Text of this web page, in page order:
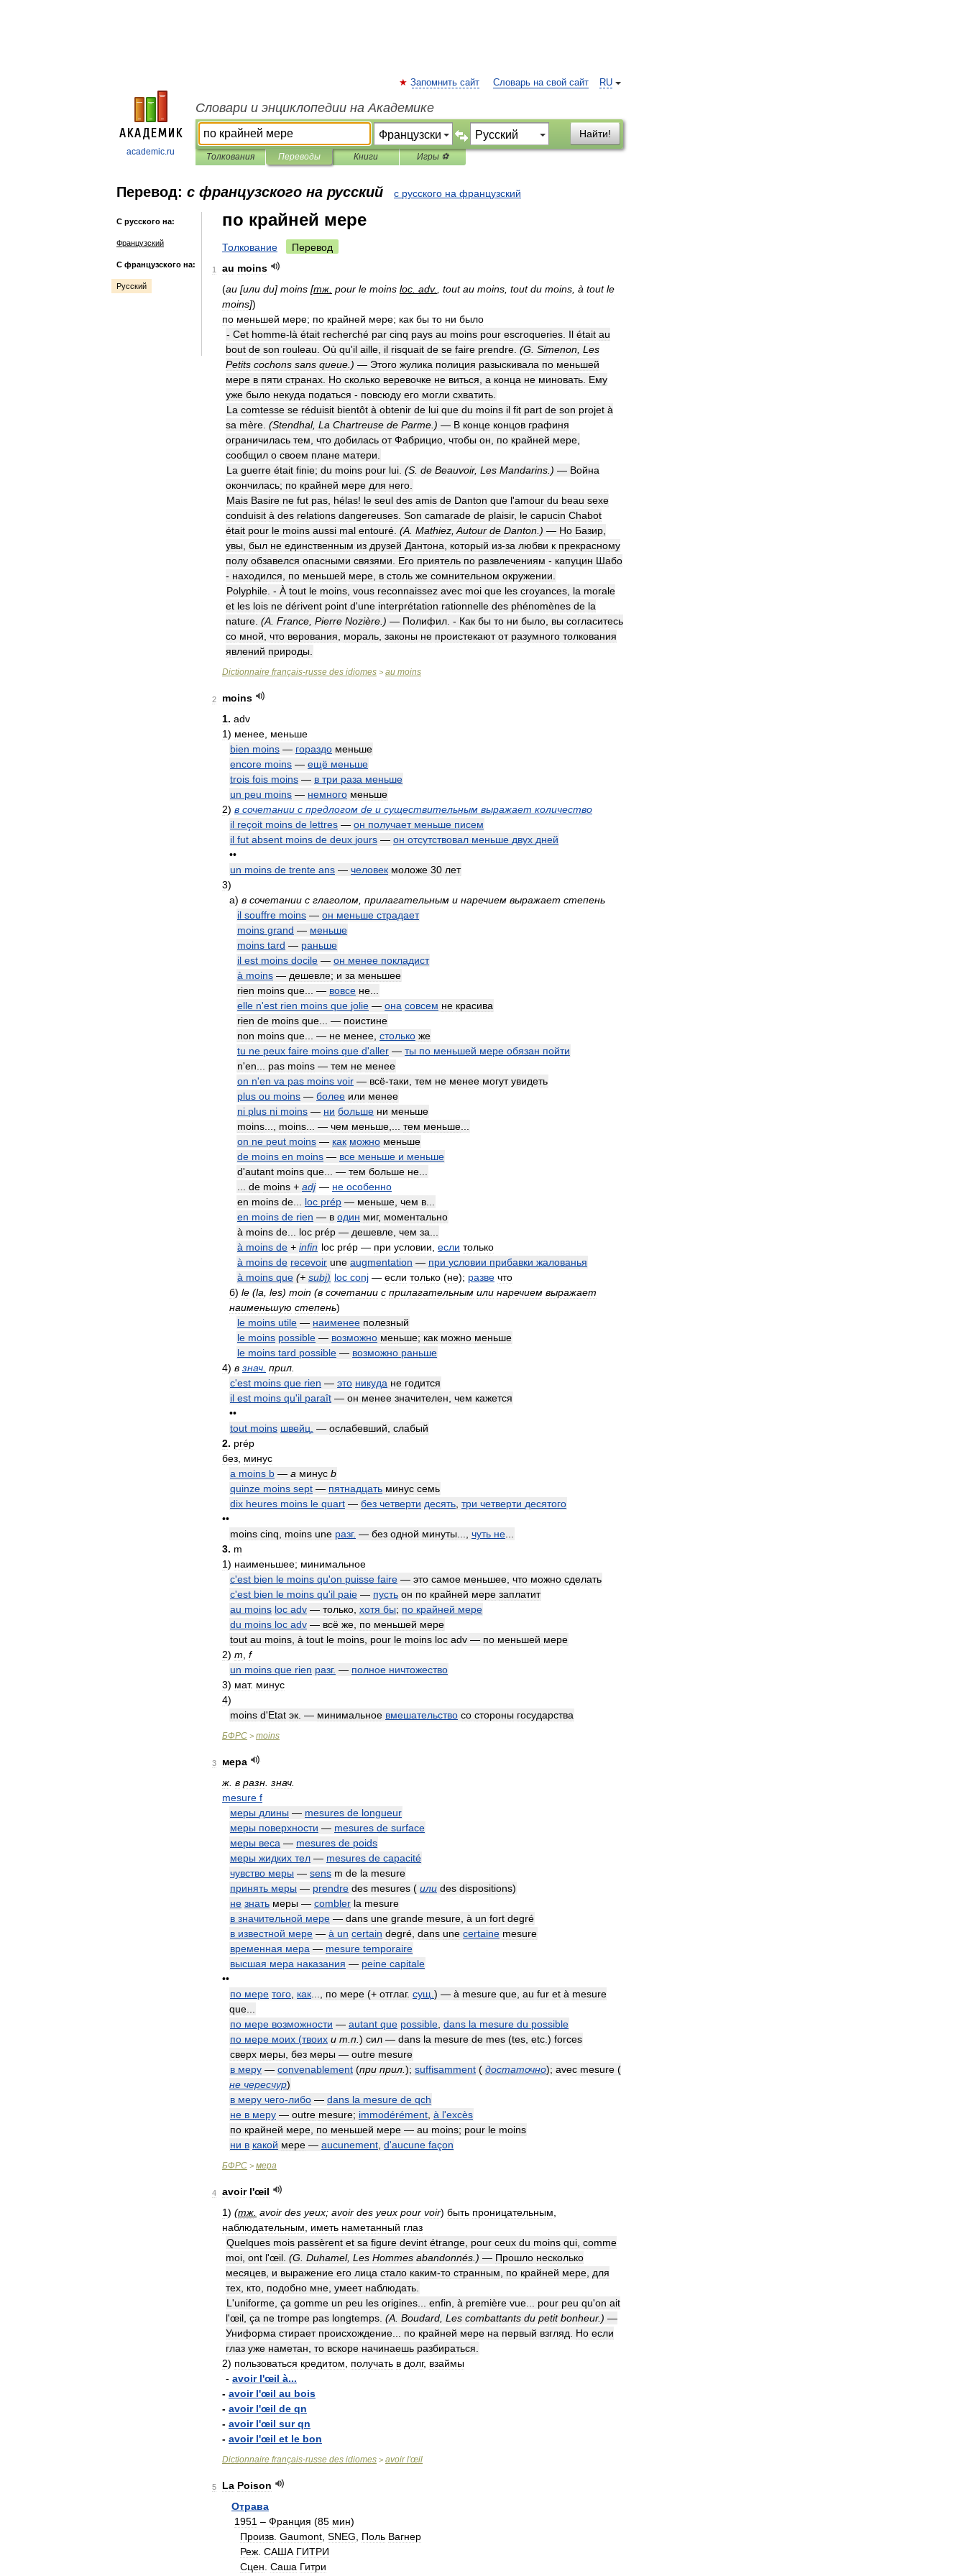
academic.ru
RU
Запомнить сайт Словарь на свой сайт
Словари и энциклопедии на Академике
Найти!
Толкования Переводы Книги Игры ⚽
Перевод: с французского на русский с русского на французский
С русского на:
Французский
С французского на:
Русский
по крайней мере
Толкование Перевод
1 au moins
(au [или du] moins [тж pour le moins loc adv. tout au moins tout du moins à tout le
moins])
по меньшей мере; по крайней мере; как бы то ни было
- Cet homme-là était recherché par cinq pays au moins pour escroqueries Il était au
bout de son rouleau Où qu'il aille il risquait de se faire prendre (G Simenon Les
Petits cochons sans queue .) — Этого жулика полиция разыскивала по меньшей
мере в пяти странах Но сколько веревочке не виться а конца не миновать Ему
уже было некуда податься - повсюду его могли схватить
La comtesse se réduisit bientôt à obtenir de lui que du moins il fit part de son projet à
sa mère (Stendhal, La Chartreuse de Parme .) — В конце концов графиня
ограничилась тем что добилась от Фабрицио чтобы он по крайней мере
сообщил о своем плане матери
La guerre était finie; du moins pour lui (S de Beauvoir, Les Mandarins .) — Война
окончилась; по крайней мере для него
Mais Basire ne fut pas hélas! le seul des amis de Danton que l'amour du beau sexe
conduisit à des relations dangereuses Son camarade de plaisir, le capucin Chabot
était pour le moins aussi mal entouré (A Mathiez Autour de Danton .) — Но Базир
увы был не единственным из друзей Дантона который из-за любви к прекрасному
полу обзавелся опасными связями Его приятель по развлечениям - капуцин Шабо
- находился по меньшей мере в столь же сомнительном окружении
Polyphile . - À tout le moins vous reconnaissez avec moi que les croyances la morale
et les lois ne dérivent point d'une interprétation rationnelle des phénomènes de la
nature (A France Pierre Nozière .) — Полифил . - Как бы то ни было вы согласитесь
со мной что верования мораль законы не проистекают от разумного толкования
явлений природы
Dictionnaire français-russe des idiomes > au moins
2
moins
1. adv
1) менее меньше
bien moins — гораздо меньше
encore moins — ещё меньше
trois fois moins — в три раза меньше
un peu moins — немного меньше
2) в сочетании с предлогом de и существительным выражает количество
il reçoit moins de lettres — он получает меньше писем
il fut absent moins de deux jours — он отсутствовал меньше двух дней
••
un moins de trente ans — человек моложе 30 лет
3)
а) в сочетании с глаголом прилагательным и наречием выражает степень
il souffre moins — он меньше страдает
moins grand — меньше
moins tard — раньше
il est moins docile — он менее покладист
à moins — дешевле; и за меньшее
rien moins que ... — вовсе не
elle n'est rien moins que jolie — она совсем не красива
rien de moins que ... — поистине
non moins que ... — не менее столько же
tu ne peux faire moins que d'aller — ты по меньшей мере обязан пойти
n'en pas moins — тем не менее
on n'en va pas moins voir — всё-таки тем не менее могут увидеть
plus ou moins — более или менее
ni plus ni moins — ни больше ни меньше
moins
moins ... — чем меньше тем меньше
on ne peut moins — как можно меньше
de moins en moins — все меньше и меньше
d'autant moins que ... — тем больше не
de moins + adj — не особенно
en moins de loc prép — меньше чем в
en moins de rien — в один миг, моментально
à moins de loc prép — дешевле чем за
à moins de + infin loc prép — при условии если только
à moins de recevoir une augmentation — при условии прибавки жалованья
à moins que (+ subj) loc conj — если только (не); разве что
б) le (la les) moin (в сочетании с прилагательным или наречием выражает
наименьшую степень)
le moins utile — наименее полезный
le moins possible — возможно меньше; как можно меньше
le moins tard possible — возможно раньше
4) в знач прил
c'est moins que rien — это никуда не годится
il est moins qu'il paraît — он менее значителен чем кажется
••
tout moins швейц — ослабевший слабый
2. prép
без минус
a moins b — a минус b
quinze moins sept — пятнадцать минус семь
dix heures moins le quart — без четверти десять три четверти десятого
••
moins cinq moins une разг. — без одной минуты чуть не
3. m
1) наименьшее; минимальное
c'est bien le moins qu'on puisse faire — это самое меньшее что можно сделать
c'est bien le moins qu'il paie — пусть он по крайней мере заплатит
au moins loc adv — только хотя бы; по крайней мере
du moins loc adv — всё же по меньшей мере
tout au moins à tout le moins pour le moins loc adv — по меньшей мере
2) m f
un moins que rien разг. — полное ничтожество
3) мат. минус
4)
moins d'Etat эк . — минимальное вмешательство со стороны государства
БФРС > moins
3
мера
ж в разн знач
mesure f
меры длины — mesures de longueur
меры поверхности — mesures de surface
меры веса — mesures de poids
меры жидких тел — mesures de capacité
чувство меры — sens m de la mesure
принять меры — prendre des mesures ( или des dispositions)
не знать меры — combler la mesure
в значительной мере — dans une grande mesure à un fort degré
в известной мере — à un certain degré dans une certaine mesure
временная мера — mesure temporaire
высшая мера наказания — peine capitale
••
по мере того как по мере (+ отглаг. сущ ) — à mesure que au fur et à mesure
que
по мере возможности — autant que possible dans la mesure du possible
по мере моих (твоих и т п ) сил — dans la mesure de mes (tes etc .) forces
сверх меры без меры — outre mesure
в меру — convenablement (при прил ); suffisamment ( достаточно); avec mesure (
не чересчур)
в меру чего-либо — dans la mesure de qch
не в меру — outre mesure; immodérément à l'excès
по крайней мере по меньшей мере — au moins; pour le moins
ни в какой мере — aucunement d'aucune façon
БФРС > мера
4 avoir l'œil
1) (тж avoir des yeux; avoir des yeux pour voir) быть проницательным
наблюдательным
иметь наметанный глаз
Quelques mois passèrent et sa figure devint étrange pour ceux du moins qui comme
moi ont l'œil (G Duhamel, Les Hommes abandonnés .) — Прошло несколько
месяцев и выражение его лица стало каким-то странным по крайней мере для
тех кто подобно мне умеет наблюдать
L 'uniforme ça gomme un peu les origines enfin à première vue pour peu qu'on ait
l'œil ça ne trompe pas longtemps (A Boudard Les combattants du petit bonheur.) —
Униформа стирает происхождение по крайней мере на первый взгляд Но если
глаз уже наметан то вскоре начинаешь разбираться
2) пользоваться кредитом получать в долг, взаймы
- avoir l'œil à...
- avoir l'œil au bois
- avoir l'œil de qn
- avoir l'œil sur qn
- avoir l'œil et le bon
Dictionnaire français-russe des idiomes > avoir l'œil
5 La Poison
Отрава
1951 – Франция (85 мин)
Произв Gaumont SNEG Поль Вагнер
Реж САША ГИТРИ
Сцен Саша Гитри